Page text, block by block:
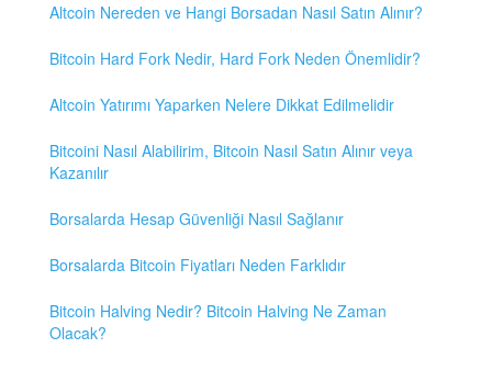
Altcoin Nereden ve Hangi Borsadan Nasıl Satın Alınır?
Bitcoin Hard Fork Nedir, Hard Fork Neden Önemlidir?
Altcoin Yatırımı Yaparken Nelere Dikkat Edilmelidir
Bitcoini Nasıl Alabilirim, Bitcoin Nasıl Satın Alınır veya
Kazanılır
Borsalarda Hesap Güvenliği Nasıl Sağlanır
Borsalarda Bitcoin Fiyatları Neden Farklıdır
Bitcoin Halving Nedir? Bitcoin Halving Ne Zaman
Olacak?